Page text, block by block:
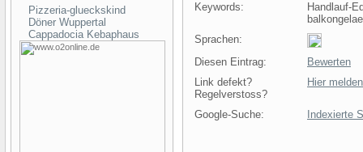
Pizzeria-glueckskind
Döner Wuppertal
Cappadocia Kebaphaus
Keywords:
Handlauf-
Sprachen:
Diesen Eintrag:
Bewerten
Link defekt?
Regelverstoss?
Hier melden
Google-Suche: Indexierte